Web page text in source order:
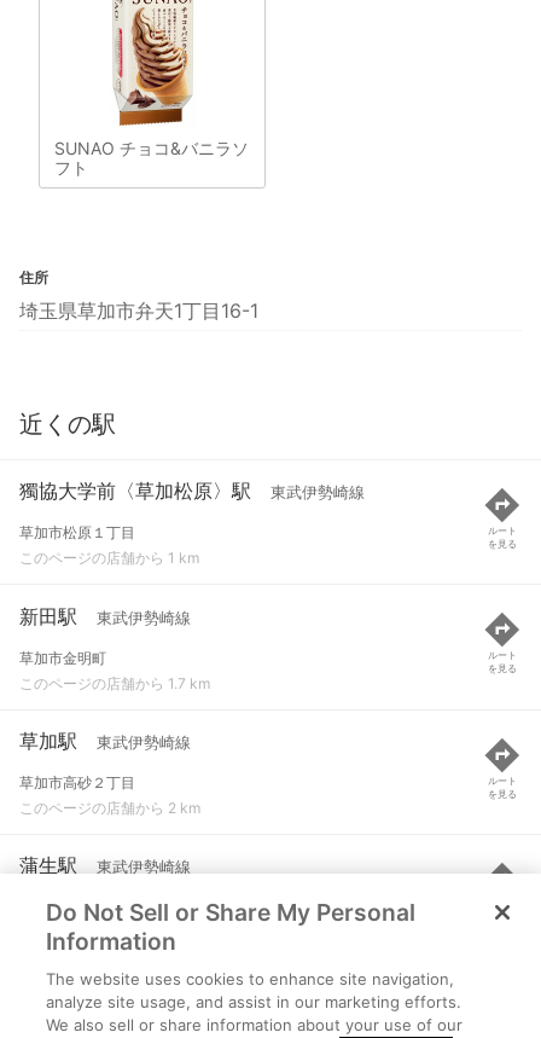
SUNAO チョコ&バニラソ
フト
住所
埼玉県草加市弁天1丁目16-1
近くの駅
獨協大学前〈草加松原〉駅 東武伊勢崎線
草加市松原１丁目
このページの店舗から 1 km
ルート
を見る
新田駅 東武伊勢崎線
草加市金明町
このページの店舗から 1.7 km
ルート
を見る
草加駅 東武伊勢崎線
草加市高砂２丁目
このページの店舗から 2 km
ルート
を見る
蒲生駅 東武伊勢崎線
越谷市蒲生寿町
このページの店舗から 2.9 km
ルート
を見る
越谷レイクタウン駅 JR武蔵野線
越谷市レイクタウン８丁目
Do Not Sell or Share My Personal
Information
The website uses cookies to enhance site navigation,
analyze site usage, and assist in our marketing efforts.
We also sell or share information about your use of our